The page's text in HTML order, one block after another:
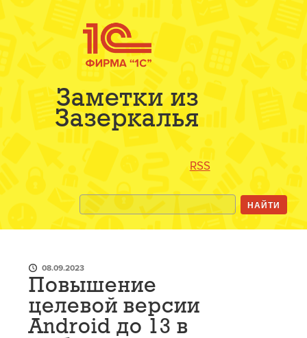
Заметки из
Зазеркалья
RSS
08.09.2023
Повышение
целевой версии
Android до 13 в